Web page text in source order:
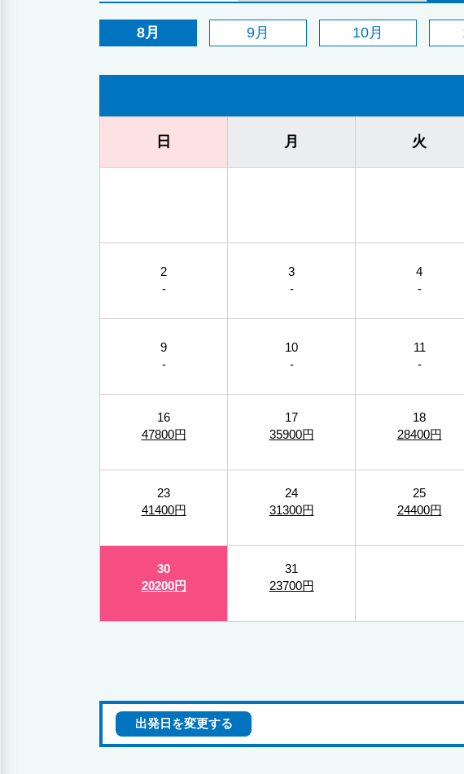
8月 9月 10月
日 月 火
2
-
3
-
4
-
9
-
10
-
11
-
16
47800円
17
35900円
18
28400円
23
41400円
24
31300円
25
24400円
30
20200円
31
23700円
出発日を変更する